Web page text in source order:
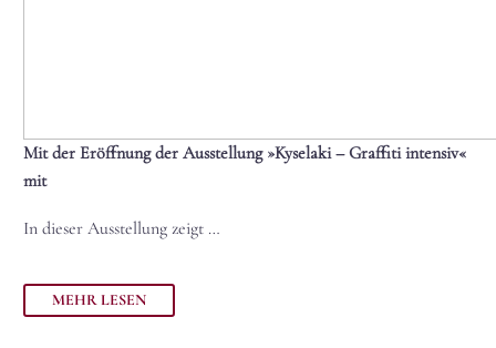
Mit der Eröffnung der Ausstellung »Kyselaki – Graffiti intensiv«
mit
In dieser Ausstellung zeigt …
MEHR LESEN